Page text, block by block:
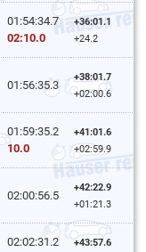
01:54:34.7
02:10.0
+36:01.1
+24.2
01:56:35.3
+38:01.7
+02:00.6
01:59:35.2
10.0
+41:01.6
+02:59.9
02:00:56.5
+42:22.9
+01:21.3
02:02:31.2
+43:57.6